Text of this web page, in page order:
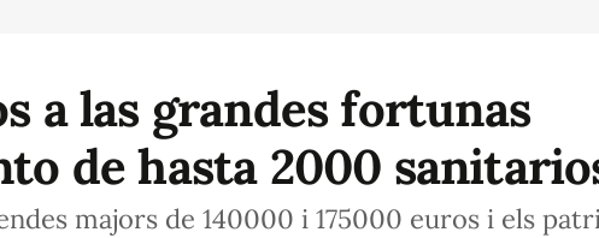
a las grandes fortunas
de hasta 2000
majors de 140000 i 175000 euros i els